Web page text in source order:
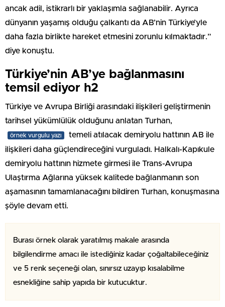
ancak adil, istikrarlı bir yaklaşımla sağlanabilir. Ayrıca
dünyanın yaşamış olduğu çalkantı da AB’nin Türkiye’yle
daha fazla birlikte hareket etmesini zorunlu kılmaktadır.”
diye konuştu.
Türkiye’nin AB’ye bağlanmasını
temsil ediyor h2
Türkiye ve Avrupa Birliği arasındaki ilişkileri geliştirmenin
tarihsel yükümlülük olduğunu anlatan Turhan,
örnek vurgulu yazı
temeli atılacak demiryolu hattının AB ile
ilişkileri daha güçlendireceğini vurguladı. Halkalı-Kapıkule
demiryolu hattının hizmete girmesi ile Trans-Avrupa
Ulaştırma Ağlarına yüksek kalitede bağlanmanın son
aşamasının tamamlanacağını bildiren Turhan, konuşmasına
şöyle devam etti.
Burası örnek olarak yaratılmış makale arasında
bilgilendirme amacı ile istediğiniz kadar çoğaltabileceğiniz
ve 5 renk seçeneği olan, sınırsız uzayıp kısalabilme
esnekliğine sahip yapıda bir kutucuktur.